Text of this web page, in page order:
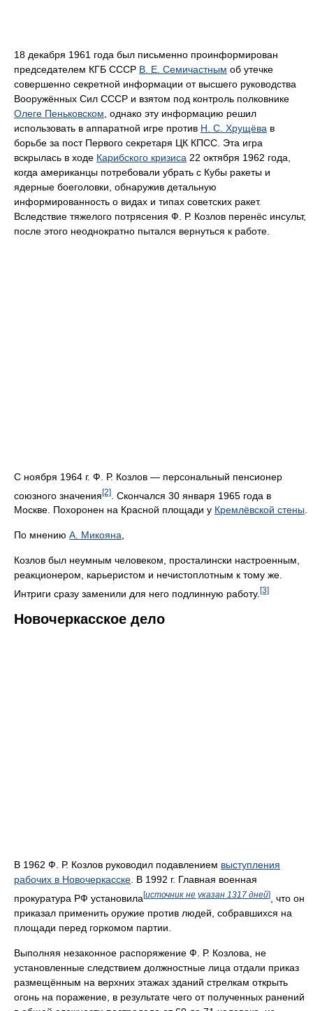
18 декабря 1961 года был письменно проинформирован
председателем КГБ СССР В. Е. Семичастным об утечке
совершенно секретной информации от высшего руководства
Вооружённых Сил СССР и взятом под контроль полковнике
Олеге Пеньковском , однако эту информацию решил
использовать в аппаратной игре против Н. С. Хрущёва в
борьбе за пост Первого секретаря ЦК КПСС. Эта игра
вскрылась в ходе Карибского кризиса 22 октября 1962 года,
когда американцы потребовали убрать с Кубы ракеты и
ядерные боеголовки, обнаружив детальную
информированность о видах и типах советских ракет.
Вследствие тяжелого потрясения Ф. Р. Козлов перенёс инсульт,
после этого неоднократно пытался вернуться к работе.
С ноября 1964 г. Ф. Р. Козлов — персональный пенсионер
союзного значения[2]
. Скончался 30 января 1965 года в
Москве. Похоронен на Красной площади у Кремлёвской стены.
По мнению А. Микояна,
Козлов был неумным человеком, просталински настроенным,
реакционером, карьеристом и нечистоплотным к тому же.
Интриги сразу заменили для него подлинную работу. [3]
Новочеркасское дело
В 1962 Ф. Р. Козлов руководил подавлением выступления
рабочих в Новочеркасске . В 1992 г. Главная военная
прокуратура РФ установила[источник не указан 1317 дней]
, что он
приказал применить оружие против людей, собравшихся на
площади перед горкомом партии.
Выполняя незаконное распоряжение Ф. Р. Козлова, не
установленные следствием должностные лица отдали приказ
размещённым на верхних этажах зданий стрелкам открыть
огонь на поражение, в результате чего от полученных ранений